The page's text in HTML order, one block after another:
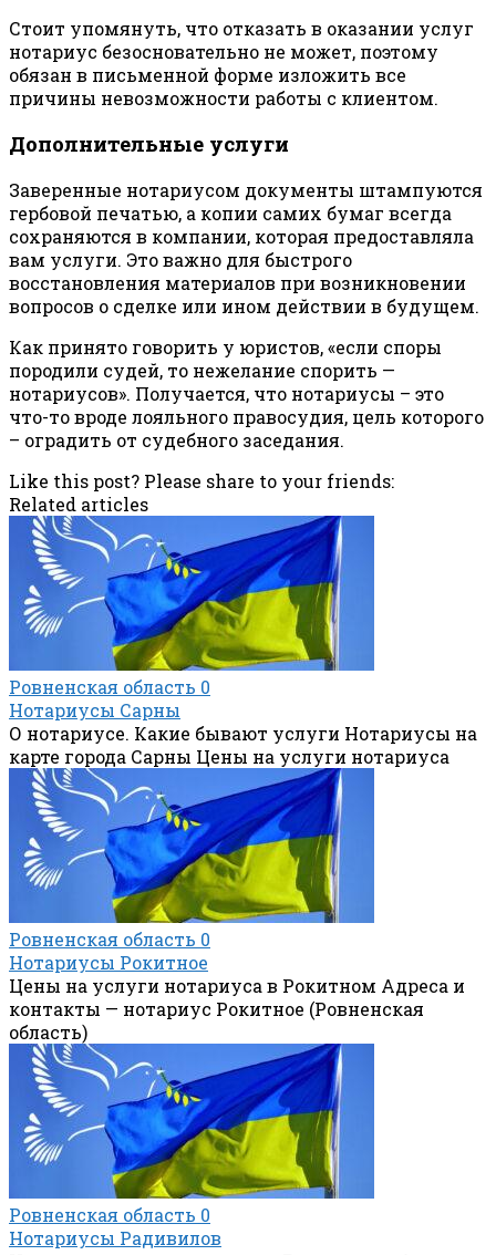
Стоит упомянуть, что отказать в оказании услуг
нотариус безосновательно не может, поэтому
обязан в письменной форме изложить все
причины невозможности работы с клиентом.
Дополнительные услуги
Заверенные нотариусом документы штампуются
гербовой печатью, а копии самих бумаг всегда
сохраняются в компании, которая предоставляла
вам услуги. Это важно для быстрого
восстановления материалов при возникновении
вопросов о сделке или ином действии в будущем.
Как принято говорить у юристов, «если споры
породили судей, то нежелание спорить —
нотариусов». Получается, что нотариусы – это
что-то вроде лояльного правосудия, цель которого
– оградить от судебного заседания.
Like this post? Please share to your friends:
Related articles
Ровненская область 0
Нотариусы Сарны
О нотариусе. Какие бывают услуги Нотариусы на
карте города Сарны Цены на услуги нотариуса
Ровненская область 0
Нотариусы Рокитное
Цены на услуги нотариуса в Рокитном Адреса и
контакты — нотариус Рокитное (Ровненская
область)
Ровненская область 0
Нотариусы Радивилов